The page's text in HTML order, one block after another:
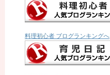
料理初心者 ブログランキングへ